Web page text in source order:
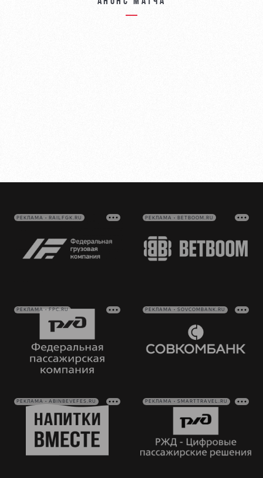
РЕКЛАМА • RAILFGK.RU РЕКЛАМА • BETBOOM.RU
РЕКЛАМА • FPC.RU РЕКЛАМА • SOVCOMBANK.RU
РЕКЛАМА • ABINBEVEFES.RU РЕКЛАМА • SMARTTRAVEL.RU